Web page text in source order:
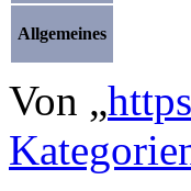
Allgemeines
Von „